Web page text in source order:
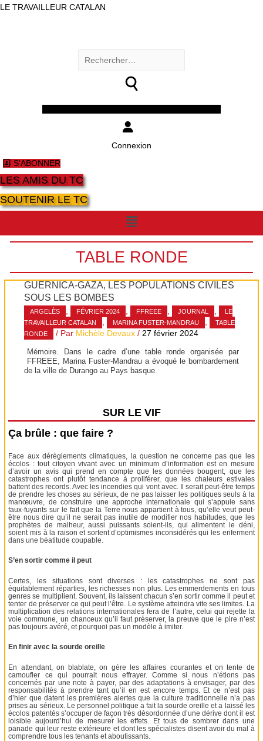
LE TRAVAILLEUR CATALAN
Rechercher :
Connexion
S'ABONNER
LES AMIS DU TC
SOUTENIR LE TC
Menu
TABLE RONDE
GUERNICA-GAZA, LES POPULATIONS CIVILES
SOUS LES BOMBES
ARGELÈS , FÉVRIER 2024 , FFREEE , JOURNAL ,
LE
TRAVAILLEUR CATALAN
, MARINA FUSTER-MANDRAU ,
TABLE
RONDE
/ Par Michèle Devaux /27 février 2024
Mémoire. Dans le cadre d’une table ronde organisée par
FFREEE, Marina Fuster-Mandrau a évoqué le bombardement
de la ville de Durango au Pays basque.
SUR LE VIF
Ça brûle : que faire ?
Face aux dérèglements climatiques, la question ne concerne pas que les
écolos : tout citoyen vivant avec un minimum d’information est en mesure
d’avoir un avis qui prend en compte que les données bougent, que les
catastrophes ont plutôt tendance à proliférer, que les chaleurs estivales
battent des records. Avec les incendies qui vont avec. Il serait peut-être temps
de prendre les choses au sérieux, de ne pas laisser les politiques seuls à la
manœuvre, de construire une approche internationale qui s’appuie sans
faux-fuyants sur le fait que la Terre nous appartient à tous, qu’elle veut peut-
être nous dire qu’il ne serait pas inutile de modifier nos habitudes, que les
prophètes de malheur, aussi puissants soient-ils, qui alimentent le déni,
soient mis à la raison et sortent d’optimismes inconsidérés qui les enferment
dans une béatitude coupable.
S’en sortir comme il peut
Certes, les situations sont diverses : les catastrophes ne sont pas
équitablement réparties, les richesses non plus. Les emmerdements en tous
genres se multiplient. Souvent, ils laissent chacun s’en sortir comme il peut et
tenter de préserver ce qui peut l’être. Le système atteindra vite ses limites. La
multiplication des relations internationales fera de l’autre, celui qui rejette la
voie commune, un chanceux qu’il faut préserver, la preuve que le pire n’est
pas toujours avéré, et pourquoi pas un modèle à imiter.
En finir avec la sourde oreille
En attendant, on blablate, on gère les affaires courantes et on tente de
camoufler ce qui pourrait nous effrayer. Comme si nous n’étions pas
concernés par une note à payer, par des adaptations à envisager, par des
responsabilités à prendre tant qu’il en est encore temps. Et ce n’est pas
d’hier que datent les premières alertes que la culture traditionnelle n’a pas
prises au sérieux. Le personnel politique a fait la sourde oreille et a laissé les
écolos patentés s’occuper de façon très désordonnée d’une dérive dont il est
loisible aujourd’hui de mesurer les effets. Et tous de sombrer dans une
panade qui leur reste extérieure et dont les spécialistes disent avoir du mal à
comprendre tous les tenants et aboutissants.